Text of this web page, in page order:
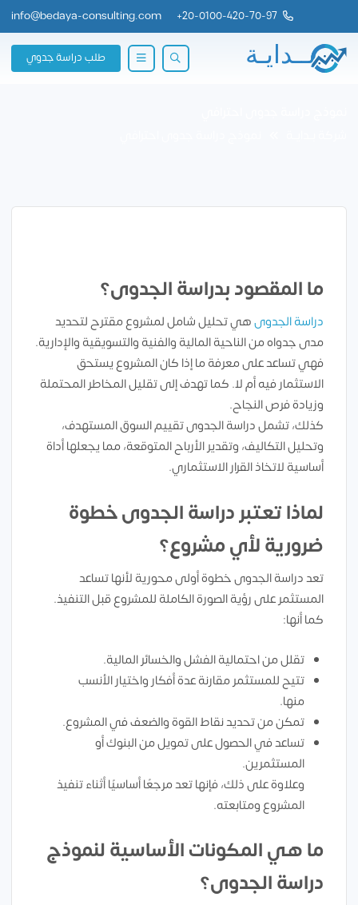
20-0100-420-70-97
+
info@bedaya-consulting.com
طلب دراسة جدوي
ما المقصود بدراسة الجدوى؟
دراسة الجدوىهي تحليل شامل لمشروع مقترح لتحديد
مدى جدواه من الناحية المالية والفنية والتسويقية والإدارية.
فهي تساعد على معرفة ما إذا كان المشروع يستحق
الاستثمار فيه أم لا. كما تهدف إلى تقليل المخاطر المحتملة
وزيادة فرص النجاح.
كذلك، تشمل دراسة الجدوى تقييم السوق المستهدف،
وتحليل التكاليف، وتقدير الأرباح المتوقعة، مما يجعلها أداة
أساسية لاتخاذ القرار الاستثماري.
لماذا تعتبر دراسة الجدوى خطوة
ضرورية لأي مشروع؟
تعد دراسة الجدوى خطوة أولى محورية لأنها تساعد
المستثمر على رؤية الصورة الكاملة للمشروع قبل التنفيذ.
كما أنها:
تقلل من احتمالية الفشل والخسائر المالية.
تتيح للمستثمر مقارنة عدة أفكار واختيار الأنسب
منها.
تمكن من تحديد نقاط القوة والضعف في المشروع.
تساعد في الحصول على تمويل من البنوك أو
المستثمرين.
وعلاوة على ذلك، فإنها تعد مرجعًا أساسيًا أثناء تنفيذ
المشروع ومتابعته.
ما هي المكونات الأساسية لنموذج
دراسة الجدوى؟